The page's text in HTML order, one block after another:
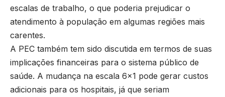
escalas de trabalho, o que poderia prejudicar o
atendimento à população em algumas regiões mais
carentes.
A PEC também tem sido discutida em termos de suas
implicações financeiras para o sistema público de
saúde. A mudança na escala 6×1 pode gerar custos
adicionais para os hospitais, já que seriam